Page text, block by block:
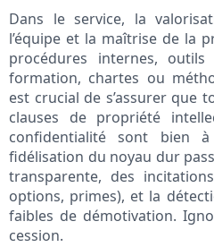
Dans le service, la
l’équipe et la maîtrise de la
procédures internes,
formation, chartes ou
est crucial de s’assurer que
clauses de propriété
confidentialité sont bien
fidélisation du noyau dur
transparente, des
options, primes), et la
faibles de démotivation.
cession.